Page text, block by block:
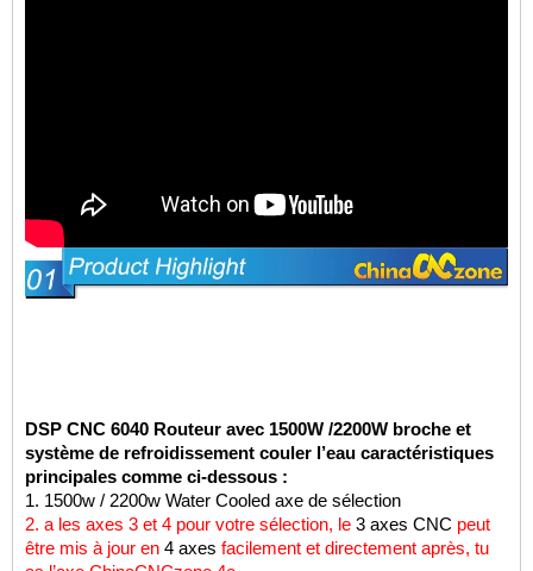
DSP CNC 6040 Routeur avec 1500W /2200W broche et
système de refroidissement couler l’eau caractéristiques
principales comme ci-dessous :
1. 1500w / 2200w Water Cooled axe de sélection
2. a les axes 3 et 4 pour votre sélection, le 3 axes CNC peut
être mis à jour en 4 axes facilement et directement après, tu